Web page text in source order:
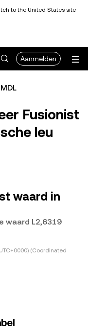
to the United States site
Aanmelden
Fusionist
leu
waard in
waard L2,6319
(Coordinated